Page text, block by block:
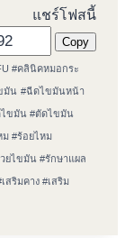
แชร์โฟสนี้
Copy
#คลินิคหมอกระ
มัน #ฉีดไขมันหน้า
ขมัน #ตัดไขมัน
ม #ร้อยไหม
ยไขมัน #รักษาแผล
เสริมคาง #เสริม